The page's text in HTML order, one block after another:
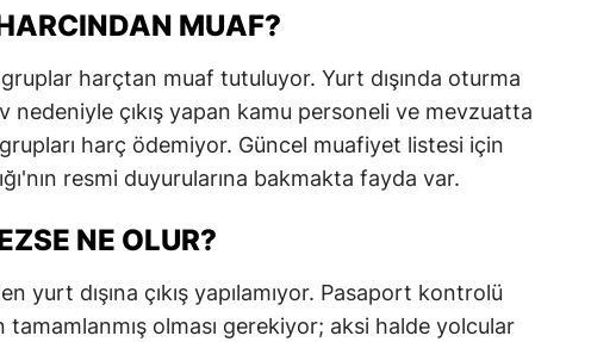
Mardin
Muğla
Niğde
MUAF?
harçtan muaf tutuluyor. Yurt dışında oturma
nedeniyle çıkış yapan kamu personeli ve mevzuatta
harç ödemiyor. Güncel muafiyet listesi için
resmi duyurularına bakmakta fayda var.
NE OLUR?
yurt dışına çıkış yapılamıyor. Pasaport kontrolü
olması gerekiyor; aksi halde yolcular